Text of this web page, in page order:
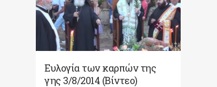
Ευλογία των καρπών της
γης 3/8/2014 (Βίντεο)